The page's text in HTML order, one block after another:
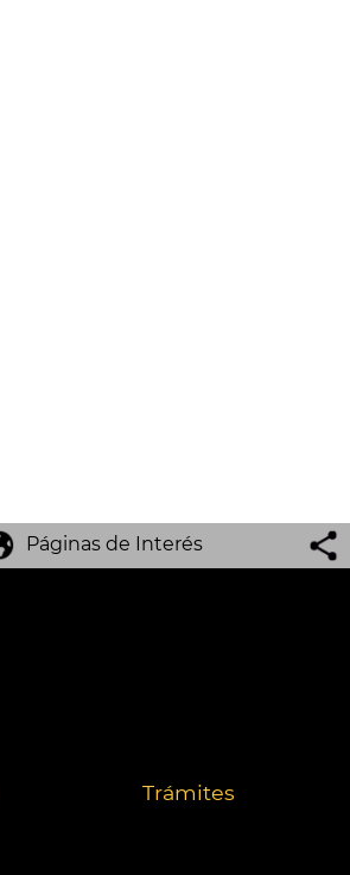
Páginas de Interés
Trámites